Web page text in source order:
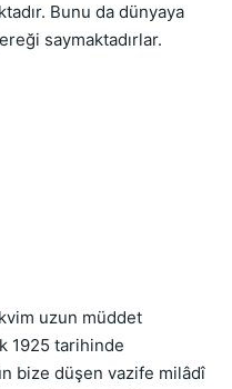
Bunu da dünyaya
saymaktadırlar.
uzun müddet
1925 tarihinde
bize düşen vazife milâdî